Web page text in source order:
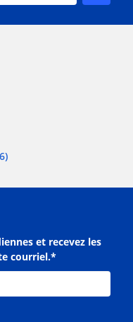
et recevez les
courriel.*